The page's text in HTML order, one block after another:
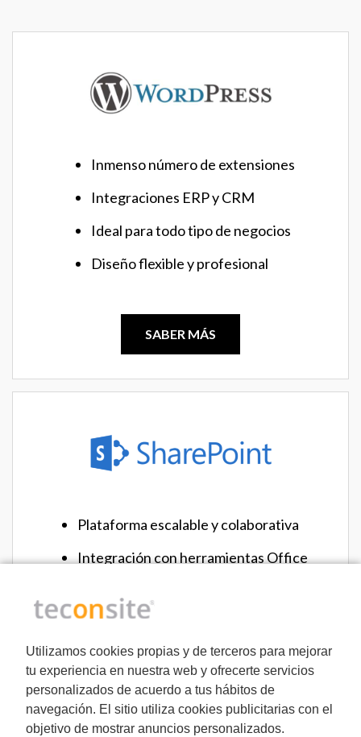
Utilizamos cookies propias y de terceros para mejorar
tu experiencia en nuestra web y ofrecerte servicios
personalizados de acuerdo a tus hábitos de
navegación. El sitio utiliza cookies publicitarias con el
objetivo de mostrar anuncios personalizados.
Inmenso número de extensiones
Integraciones ERP y CRM
Ideal para todo tipo de negocios
Diseño flexible y profesional
SABER MÁS
Plataforma escalable y colaborativa
Integración con herramientas Office
Funcionalidad multipropósito
SABER MÁS